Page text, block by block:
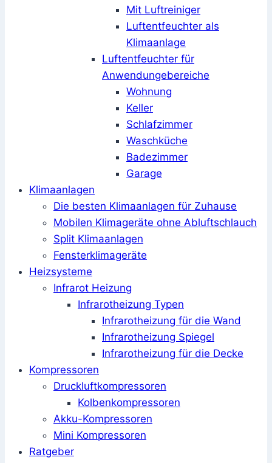
Mit Luftreiniger
Luftentfeuchter als
Klimaanlage
Luftentfeuchter für
Anwendungebereiche
Wohnung
Keller
Schlafzimmer
Waschküche
Badezimmer
Garage
Klimaanlagen
Die besten Klimaanlagen für Zuhause
Mobilen Klimageräte ohne Abluftschlauch
Split Klimaanlagen
Fensterklimageräte
Heizsysteme
Infrarot Heizung
Infrarotheizung Typen
Infrarotheizung für die Wand
Infrarotheizung Spiegel
Infrarotheizung für die Decke
Kompressoren
Druckluftkompressoren
Kolbenkompressoren
Akku-Kompressoren
Mini Kompressoren
Ratgeber